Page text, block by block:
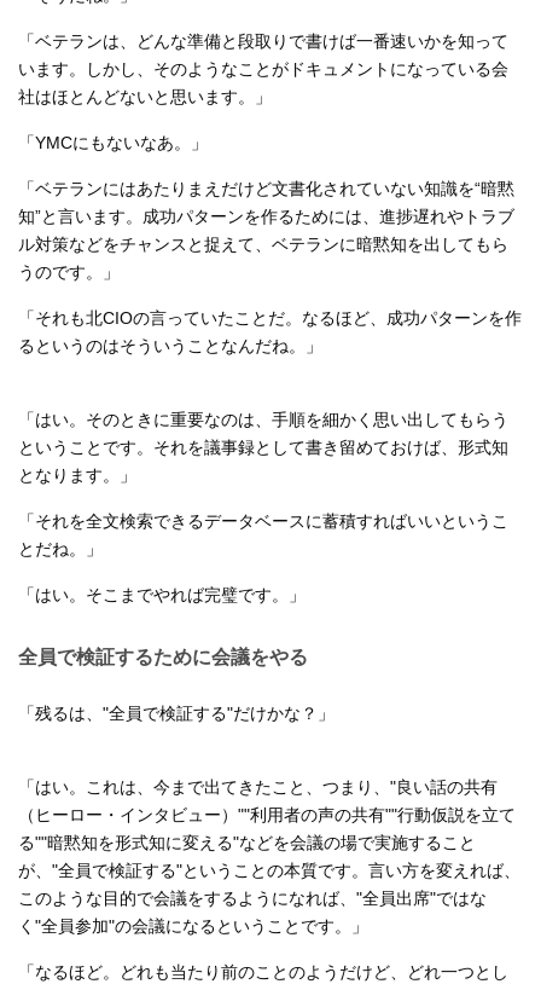
「ベテランは、どんな準備と段取りで書けば一番速いかを知って
います。しかし、そのようなことがドキュメントになっている会
社はほとんどないと思います。」
「YMCにもないなあ。」
「ベテランにはあたりまえだけど文書化されていない知識を“暗黙
知”と言います。成功パターンを作るためには、進捗遅れやトラブ
ル対策などをチャンスと捉えて、ベテランに暗黙知を出してもら
うのです。」
「それも北CIOの言っていたことだ。なるほど、成功パターンを作
るというのはそういうことなんだね。」
「はい。そのときに重要なのは、手順を細かく思い出してもらう
ということです。それを議事録として書き留めておけば、形式知
となります。」
「それを全文検索できるデータベースに蓄積すればいいというこ
とだね。」
「はい。そこまでやれば完璧です。」
全員で検証するために会議をやる
「残るは、"全員で検証する"だけかな？」
「はい。これは、今まで出てきたこと、つまり、"良い話の共有
（ヒーロー・インタビュー）""利用者の声の共有""行動仮説を立て
る""暗黙知を形式知に変える"などを会議の場で実施すること
が、"全員で検証する"ということの本質です。言い方を変えれば、
このような目的で会議をするようになれば、"全員出席"ではな
く"全員参加"の会議になるということです。」
「なるほど。どれも当たり前のことのようだけど、どれ一つとし